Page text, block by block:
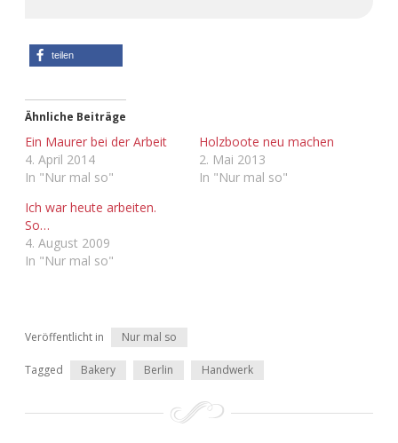
teilen
Ähnliche Beiträge
Ein Maurer bei der Arbeit
4. April 2014
In "Nur mal so"
Holzboote neu machen
2. Mai 2013
In "Nur mal so"
Ich war heute arbeiten.
So…
4. August 2009
In "Nur mal so"
Veröffentlicht in Nur mal so
Tagged Bakery Berlin Handwerk